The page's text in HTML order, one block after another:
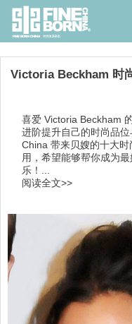
Victoria Beckham 时
喜爱 Victoria Beckham
进阶提升自己的时尚品
China 带来贝嫂的十大
用，希望能够帮你成为
乐！...
阅读全文>>